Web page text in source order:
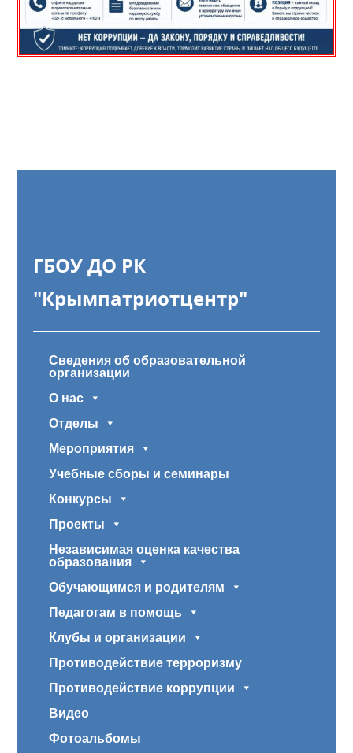
ГБОУ ДО РК
"Крымпатриотцентр"
Сведения об образовательной
организации
О нас
Отделы
Мероприятия
Учебные сборы и семинары
Конкурсы
Проекты
Независимая оценка качества
образования
Обучающимся и родителям
Педагогам в помощь
Клубы и организации
Противодействие терроризму
Противодействие коррупции
Видео
Фотоальбомы